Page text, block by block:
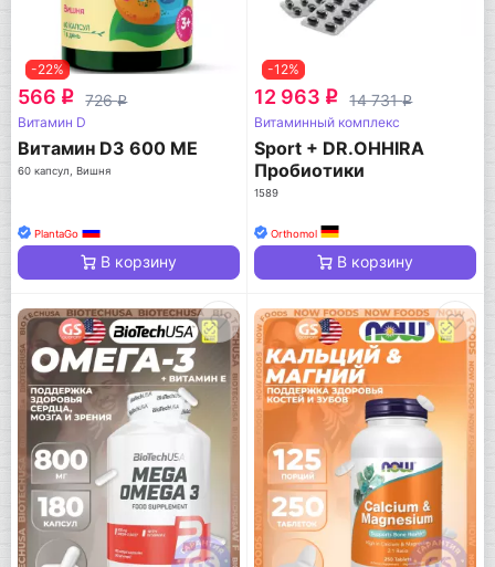
-22%
566 q 726q
Витамин D
Витамин D3 600 МЕ
60 капсул, Вишня
PlantaGo
В корзину
-12%
12 963 q 14 731q
Витаминный комплекс
Sport + DR.OHHIRA
Пробиотики
1589
Orthomol
В корзину